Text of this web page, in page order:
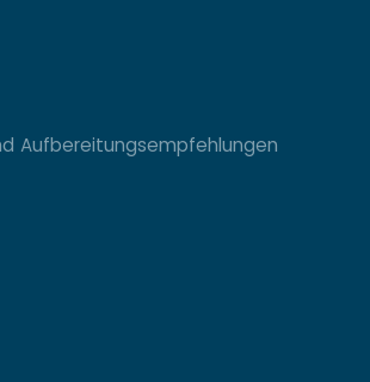
Aufbereitungsempfehlungen